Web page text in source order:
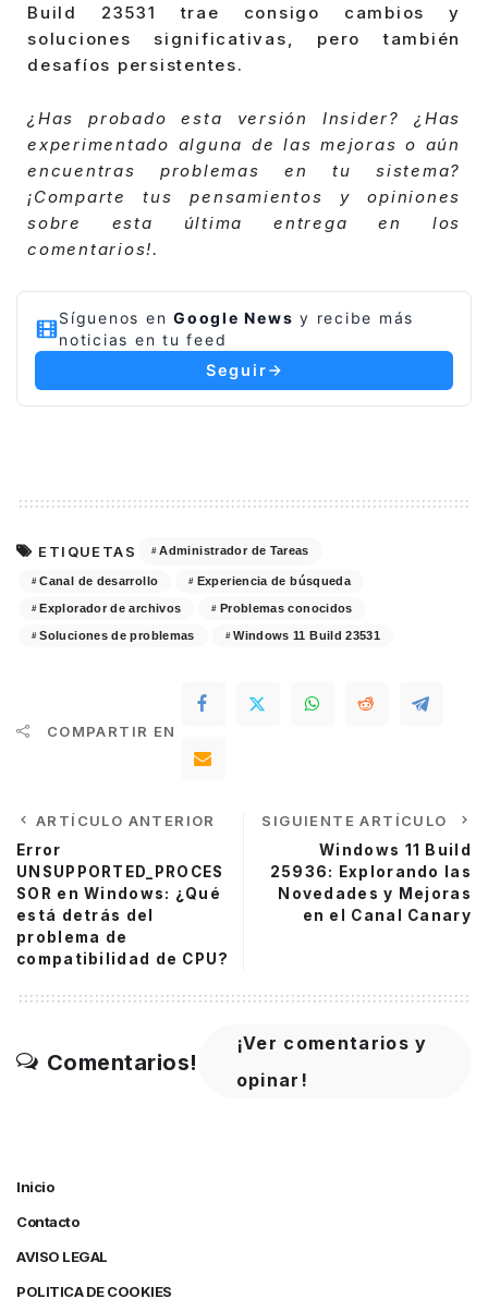
Build 23531 trae consigo cambios y
soluciones significativas, pero también
desafíos persistentes.
¿Has probado esta versión Insider? ¿Has
experimentado alguna de las mejoras o aún
encuentras problemas en tu sistema?
¡Comparte tus pensamientos y opiniones
sobre esta última entrega en los
comentarios!.
Síguenos en Google News y recibe más
noticias en tu feed
Seguir
ETIQUETAS Administrador de Tareas
Canal de desarrollo Experiencia de búsqueda
Explorador de archivos Problemas conocidos
Soluciones de problemas Windows 11 Build 23531
COMPARTIR EN
ARTÍCULO ANTERIOR
Error
UNSUPPORTED_PROCES
SOR en Windows: ¿Qué
está detrás del
problema de
compatibilidad de CPU?
SIGUIENTE ARTÍCULO
Windows 11 Build
25936: Explorando las
Novedades y Mejoras
en el Canal Canary
Comentarios!
¡Ver comentarios y
opinar!
Inicio
Contacto
AVISO LEGAL
POLITICA DE COOKIES